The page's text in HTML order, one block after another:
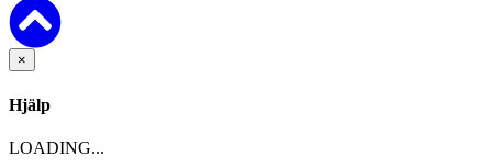
×
Hjälp
LOADING...